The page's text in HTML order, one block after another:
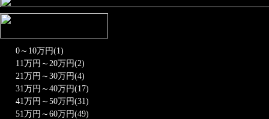
0～10万円(1)
11万円～20万円(2)
21万円～30万円(4)
31万円～40万円(17)
41万円～50万円(31)
51万円～60万円(49)